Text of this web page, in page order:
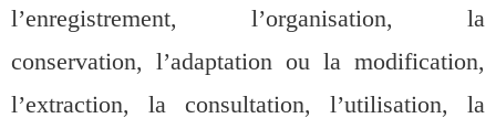
l’enregistrement, l’organisation, la
conservation, l’adaptation ou la modification,
l’extraction, la consultation, l’utilisation, la